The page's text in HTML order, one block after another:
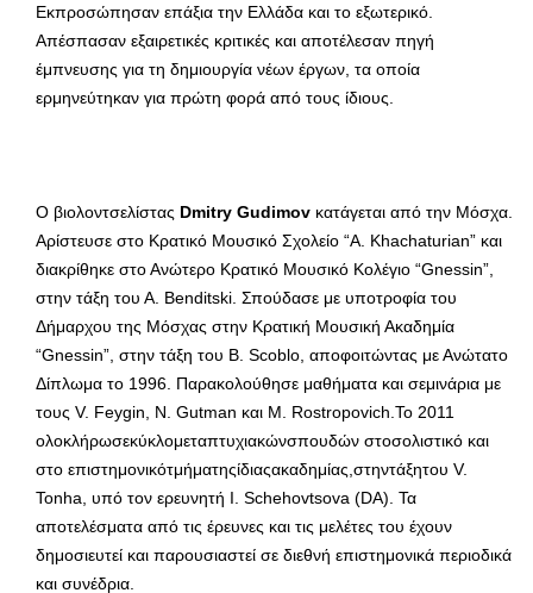
Εκπροσώπησαν επάξια την Ελλάδα και το εξωτερικό.
Απέσπασαν εξαιρετικές κριτικές και αποτέλεσαν πηγή
έμπνευσης για τη δημιουργία νέων έργων, τα οποία
ερμηνεύτηκαν για πρώτη φορά από τους ίδιους.
Ο βιολοντσελίστας Dmitry Gudimov κατάγεται από την Μόσχα.
Αρίστευσε στο Κρατικό Μουσικό Σχολείο “A. Khachaturian” και
διακρίθηκε στο Ανώτερο Κρατικό Μουσικό Κολέγιο “Gnessin”,
στην τάξη του Α. Benditski. Σπούδασε με υποτροφία του
Δήμαρχου της Μόσχας στην Κρατική Μουσική Ακαδημία
“Gnessin”, στην τάξη του Β. Scoblo, αποφοιτώντας με Ανώτατο
Δίπλωμα το 1996. Παρακολούθησε μαθήματα και σεμινάρια με
τους V. Feygin, N. Gutman και M. Rostropovich.Το 2011
ολοκλήρωσεκύκλομεταπτυχιακώνσπουδών στοσολιστικό και
στο επιστημονικότμήματηςίδιαςακαδημίας,στηντάξητου V.
Tonha, υπό τον ερευνητή I. Schehovtsova (DA). Τα
αποτελέσματα από τις έρευνες και τις μελέτες του έχουν
δημοσιευτεί και παρουσιαστεί σε διεθνή επιστημονικά περιοδικά
και συνέδρια.